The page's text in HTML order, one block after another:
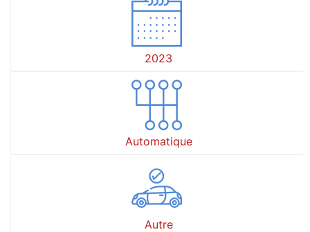
2023
Automatique
Autre